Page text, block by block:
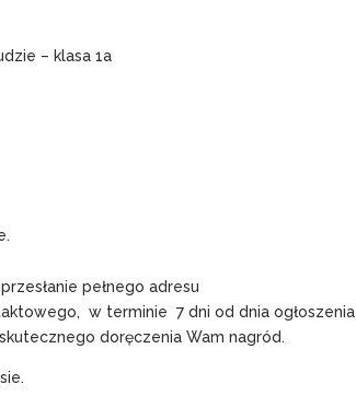
– klasa 1a
pełnego adresu
w terminie 7 dni od dnia ogłoszenia
doręczenia Wam nagród.